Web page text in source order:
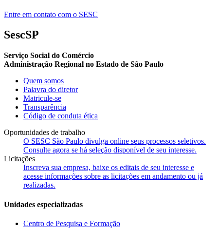
Entre em contato com o SESC
SescSP
Serviço Social do Comércio
Administração Regional no Estado de São Paulo
Quem somos
Palavra do diretor
Matricule-se
Transparência
Código de conduta ética
Oportunidades de trabalho
O SESC São Paulo divulga online seus processos seletivos.
Consulte agora se há seleção disponível de seu interesse.
Licitações
Inscreva sua empresa, baixe os editais de seu interesse e
acesse informações sobre as licitações em andamento ou já
realizadas.
Unidades especializadas
Centro de Pesquisa e Formação